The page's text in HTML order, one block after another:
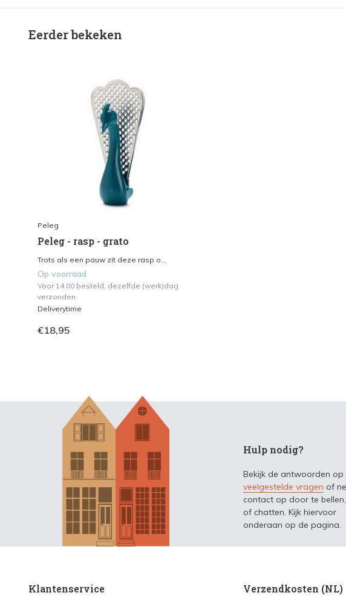
Eerder bekeken
Peleg
Peleg - rasp - grato
Trots als een pauw zit deze rasp o...
Op voorraad
Voor 14.00 besteld, dezelfde (werk)dag
verzonden.
Deliverytime
€18,95
Hulp nodig?
Bekijk de antwoorden op
veelgestelde vragen of
contact op door te
of chatten. Kijk hiervoor
onderaan op de pagina.
Klantenservice Verzendkosten (NL)